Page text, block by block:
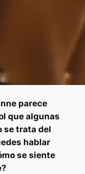
parece
que algunas
se trata del
hablar
se siente